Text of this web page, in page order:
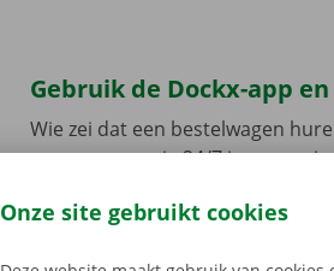
Gebruik de Dockx-app
Wie zei dat een bestelwagen
app reserveer je 24/7 jouw
je deze met de digitale sleutel.
Onze site gebruikt cookies